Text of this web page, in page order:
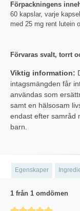
Förpackningens
60 kapslar, varje
med 25 mg rent lutein
Förvaras svalt, torrt
Viktig information:
intagsmängden får
användas som
samt en hälsosam
endast efter samråd
barn.
Egenskaper
1 från 1 omdömen